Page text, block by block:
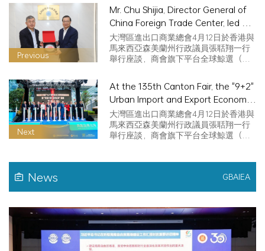
Previous
Mr. Chu Shijia, Director General of
China Foreign Trade Center, led a
working group to visit the Chamber
of Commerce for discussion and
exchange
大灣區進出口商業總會4月12日於香港與
馬來西亞森美蘭州行政議員張聒翔一行
舉行座談，商會旗下平台全球鯨選（中
Next
At the 135th Canton Fair, the "9+2"
Urban Import and Export Economic
and Trade Activity Zone of the
Guangdong-Hong Kong-Macao
Greater Bay Area was launched!
大灣區進出口商業總會4月12日於香港與
馬來西亞森美蘭州行政議員張聒翔一行
舉行座談，商會旗下平台全球鯨選（中
News GBAIEA